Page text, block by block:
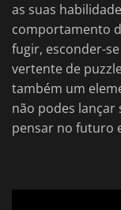
as suas
comportamento
fugir, esconder-
vertente de
também um
não podes lançar
pensar no futuro